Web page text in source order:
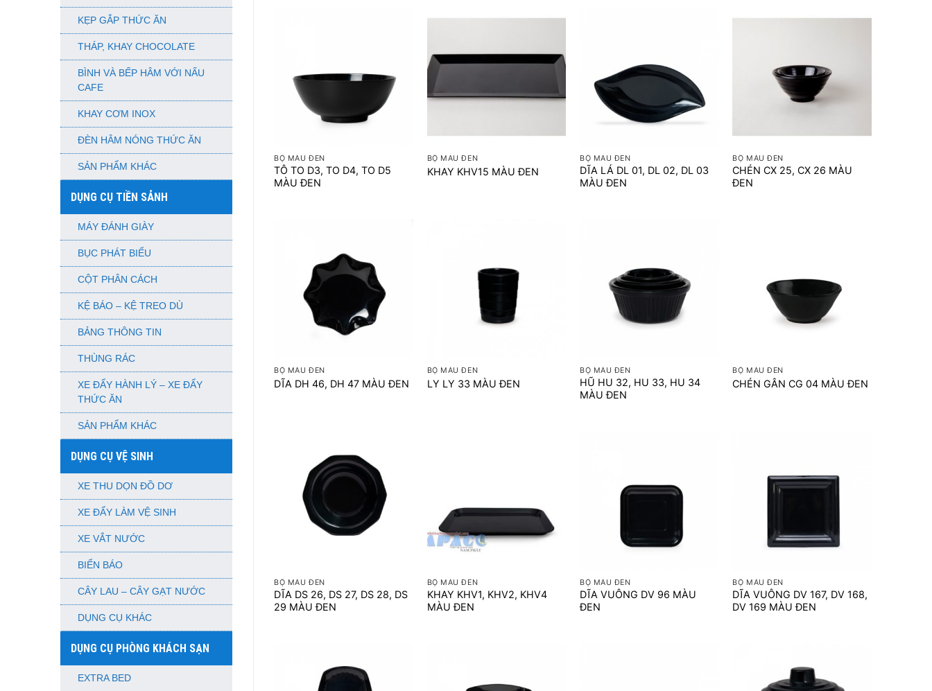
KẸP GẮP THỨC ĂN
THÁP, KHAY CHOCOLATE
BÌNH VÀ BẾP HÂM VỚI NẤU
CAFE
KHAY CƠM INOX
ĐÈN HÂM NÓNG THỨC ĂN
SẢN PHẨM KHÁC
DỤNG CỤ TIỀN SẢNH
MÁY ĐÁNH GIÀY
BỤC PHÁT BIỂU
CỘT PHÂN CÁCH
KỆ BÁO – KỆ TREO DÙ
BẢNG THÔNG TIN
THÙNG RÁC
XE ĐẨY HÀNH LÝ – XE ĐẨY
THỨC ĂN
SẢN PHẨM KHÁC
DỤNG CỤ VỆ SINH
XE THU DỌN ĐỒ DƠ
XE ĐẨY LÀM VỆ SINH
XE VẮT NƯỚC
BIỂN BÁO
CÂY LAU – CÂY GẠT NƯỚC
DỤNG CỤ KHÁC
DỤNG CỤ PHÒNG KHÁCH SẠN
EXTRA BED
BỘ MÀU ĐEN
TÔ TO D3, TO D4, TO D5
MÀU ĐEN
BỘ MÀU ĐEN
KHAY KHV15 MÀU ĐEN
BỘ MÀU ĐEN
DĨA LÁ DL 01, DL 02, DL 03
MÀU ĐEN
BỘ MÀU ĐEN
CHÉN CX 25, CX 26 MÀU
ĐEN
BỘ MÀU ĐEN
DĨA DH 46, DH 47 MÀU ĐEN
BỘ MÀU ĐEN
LY LY 33 MÀU ĐEN
BỘ MÀU ĐEN
HŨ HU 32, HU 33, HU 34
MÀU ĐEN
BỘ MÀU ĐEN
CHÉN GÂN CG 04 MÀU ĐEN
BỘ MÀU ĐEN
DĨA DS 26, DS 27, DS 28, DS
29 MÀU ĐEN
BỘ MÀU ĐEN
KHAY KHV1, KHV2, KHV4
MÀU ĐEN
BỘ MÀU ĐEN
DĨA VUÔNG DV 96 MÀU
ĐEN
BỘ MÀU ĐEN
DĨA VUÔNG DV 167, DV 168,
DV 169 MÀU ĐEN